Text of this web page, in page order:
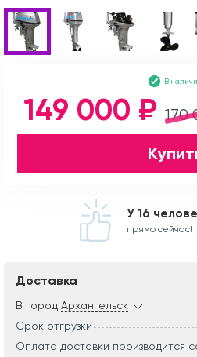
В
170
149 000 ₽
У 16
прямо сейчас!
Доставка
В город Архангельск
Срок отгрузки
Оплата доставки производится